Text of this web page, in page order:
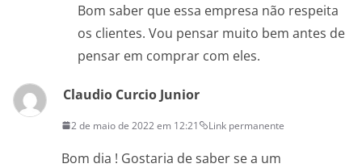
Bom saber que essa empresa não respeita
os clientes. Vou pensar muito bem antes de
pensar em comprar com eles.
Claudio Curcio Junior
2 de maio de 2022 em 12:21 Link permanente
Bom dia ! Gostaria de saber se a um